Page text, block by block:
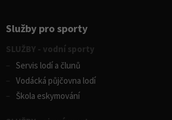
Služby pro sporty
SLUŽBY - vodní sporty
Servis lodí a člunů
Vodácká půjčovna lodí
Škola eskymování